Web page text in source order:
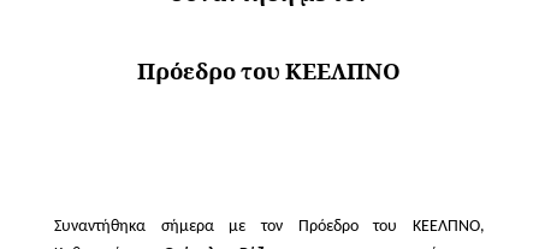
Πρόεδρο του ΚΕΕΛΠΝΟ
Συναντήθηκα σήμερα με τον Πρόεδρο του ΚΕΕΛΠΝΟ,